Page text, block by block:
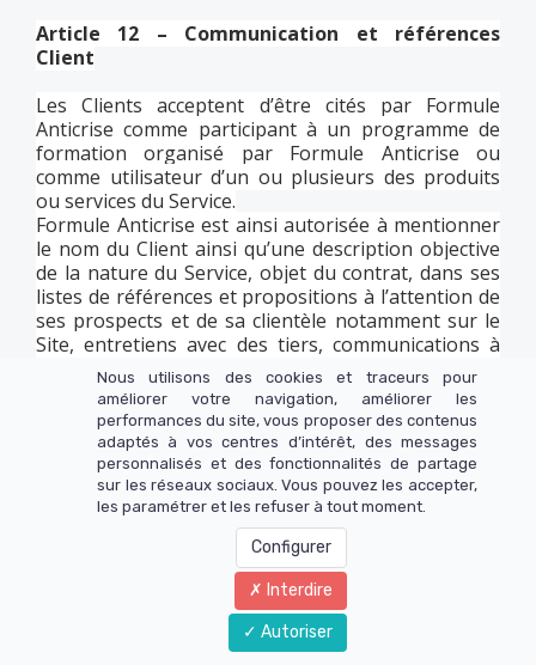
Article 12 – Communication et références
Client
Les Clients acceptent d’être cités par Formule
Anticrise comme participant à un programme de
formation organisé par Formule Anticrise ou
comme utilisateur d’un ou plusieurs des produits
ou services du Service.
Formule Anticrise est ainsi autorisée à mentionner
le nom du Client ainsi qu’une description objective
de la nature du Service, objet du contrat, dans ses
listes de références et propositions à l’attention de
ses prospects et de sa clientèle notamment sur le
Site, entretiens avec des tiers, communications à
son personnel, documents internes de gestion
prévisionnelle, rapport annuel aux actionnaires,
ainsi qu’en cas de dispositions légales,
réglementaires ou comptables l’exigeant. Le Client
qui ne souhaiterait pas être cité devra en avertir la
Société préalablement.
L’acceptation des CGV par le Client vaut, à défaut
d'une information contraire écrite transmise à
Formule Anticrise le jour ou au plus tard avant la fin
de la semaine de prise de vue, pour autorisation de
reproduction et de représentation de
photographies et de vidéos en cas de prise de vue
pendant un évènement organisé par la Société ou à
Nous utilisons des cookies et traceurs pour
améliorer votre navigation, améliorer les
performances du site, vous proposer des contenus
adaptés à vos centres d’intérêt, des messages
personnalisés et des fonctionnalités de partage
sur les réseaux sociaux. Vous pouvez les accepter,
les paramétrer et les refuser à tout moment.
Configurer
Interdire
Autoriser